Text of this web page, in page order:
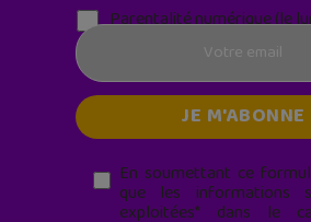
Parentalité numérique (le
En soumettant ce
que les informations
exploitées* dans le